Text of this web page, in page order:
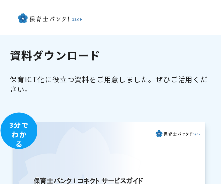
資料ダウンロード
保育ICT化に役立つ資料をご用意しました。ぜひご活用くだ
さい。
3分で
わか
る